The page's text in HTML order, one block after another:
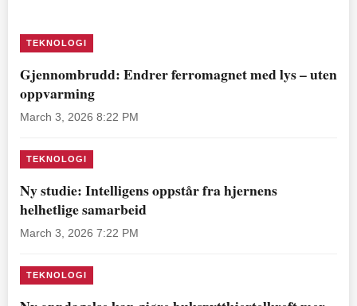
TEKNOLOGI
Gjennombrudd: Endrer ferromagnet med lys – uten
oppvarming
March 3, 2026 8:22 PM
TEKNOLOGI
Ny studie: Intelligens oppstår fra hjernens
helhetlige samarbeid
March 3, 2026 7:22 PM
TEKNOLOGI